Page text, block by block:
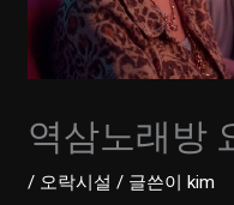
역삼노래방
/ 오락시설 / 글쓴이kim